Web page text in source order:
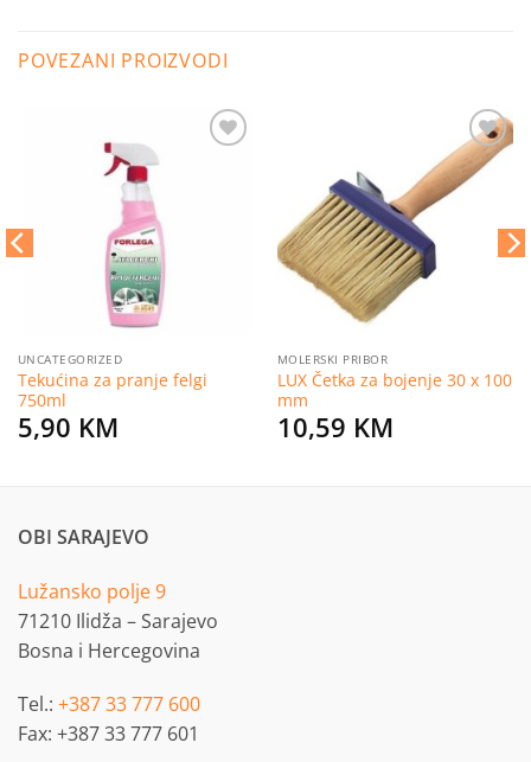
POVEZANI PROIZVODI
UNCATEGORIZED
Tekućina za pranje felgi
750ml
5,90 KM
Dodaj
na
MOLERSKI PRIBOR
LUX Četka za bojenje 30 x 100
mm
10,59 KM
OBI SARAJEVO
Lužansko polje 9
71210 Ilidža – Sarajevo
Bosna i Hercegovina
Tel.: +387 33 777 600
Fax: +387 33 777 601